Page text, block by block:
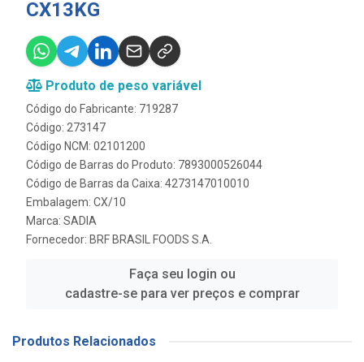
CX13KG
Produto de peso variável
Código do Fabricante: 719287
Código: 273147
Código NCM: 02101200
Código de Barras do Produto: 7893000526044
Código de Barras da Caixa: 4273147010010
Embalagem: CX/10
Marca: SADIA
Fornecedor: BRF BRASIL FOODS S.A.
Faça seu login ou
cadastre-se para ver preços e comprar
Produtos Relacionados